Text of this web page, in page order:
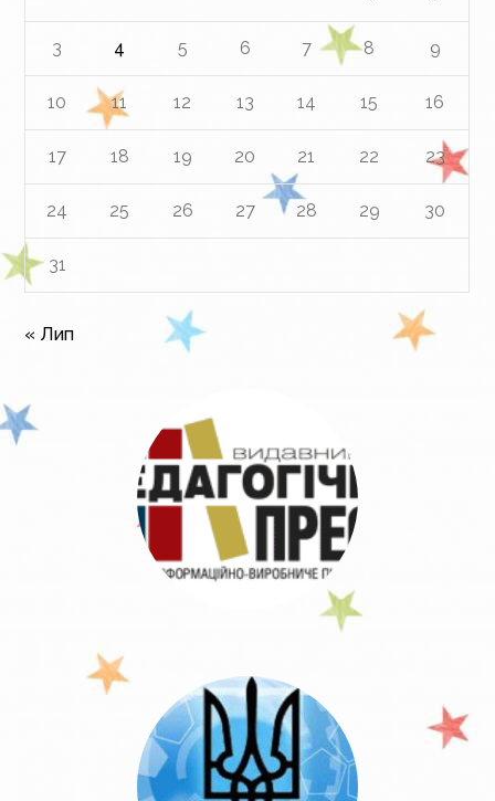
3 4 5 6 7 8 9
10 11 12 13 14 15 16
17 18 19 20 21 22 23
24 25 26 27 28 29 30
31
« Лип